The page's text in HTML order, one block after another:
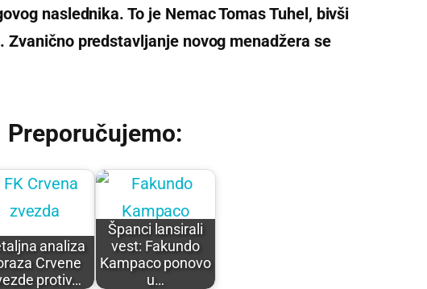
naslednika. To je Nemac Tomas Tuhel, bivši
Zvanično predstavljanje novog menadžera se
Preporučujemo:
analiza
Crvene
protiv…
Španci lansirali
vest: Fakundo
Kampaco ponovo
u…